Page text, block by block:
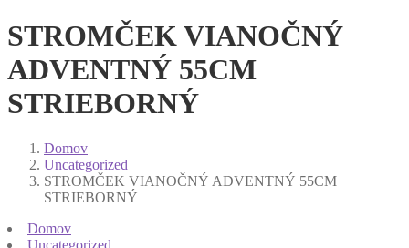
STROMČEK VIANOČNÝ
ADVENTNÝ 55CM
STRIEBORNÝ
Domov
Uncategorized
STROMČEK VIANOČNÝ ADVENTNÝ 55CM
STRIEBORNÝ
Domov
Uncategorized